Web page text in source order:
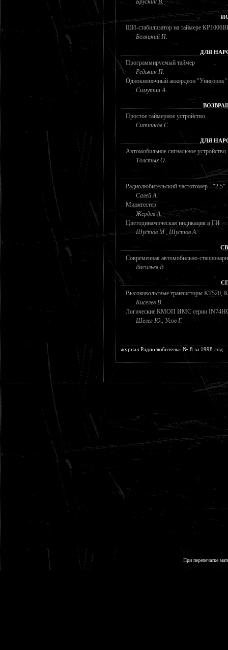
Брускин В.
ШИ-стабилизатор на таймере
Беляцкий П.
ДЛЯ
Программируемый таймер
Редькин П.
Однокнопочный аккордеон "Унисоник"
Симутин А.
Простое таймерное устройство
Ситников С.
ДЛЯ
Автомобильное сигнальное устройство
Толстых О.
Радиолюбительский частотомер - "2,5"
Салей А.
Минитестер
Жердев А.
Цветодинамическая индикация в ГИ
Шустов М., Шустов А.
Современная автомобильно-
Васильев В.
Высоковольтные транзисторы КТ520,
Киселев В.
Логические КМОП ИМС серии
Шелег Ю., Усов Г.
журнал Радиолюбитель» № 8 за 1998 год
При перепечатке